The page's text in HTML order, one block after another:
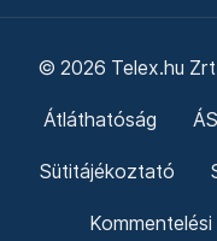
© 2026 Telex.hu
Átláthatóság
Sütitájékoztató